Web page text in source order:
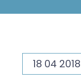
18 04 2018